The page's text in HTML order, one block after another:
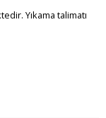
Yıkama talimatı